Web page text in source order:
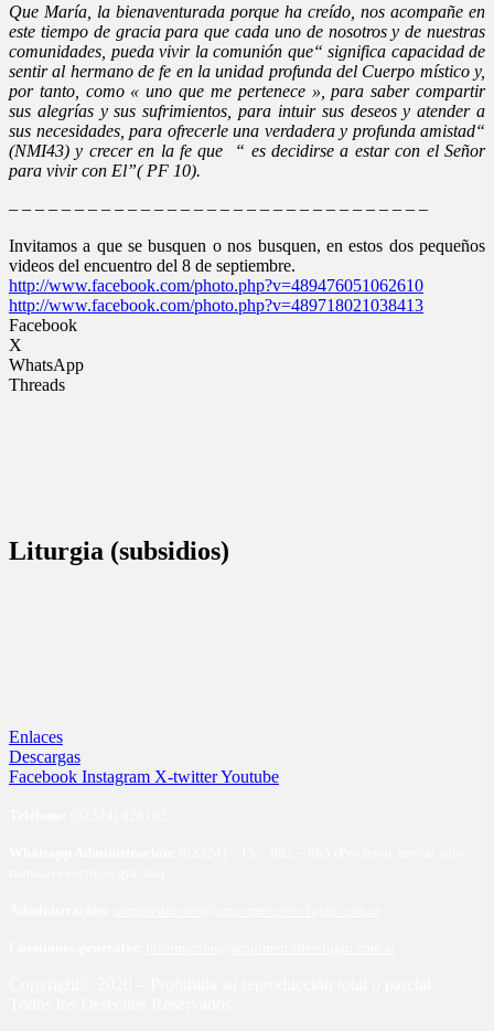
Que María, la bienaventurada porque ha creído, nos acompañe en
este tiempo de gracia para que cada uno de nosotros y de nuestras
comunidades, pueda vivir la comunión que“ significa capacidad de
sentir al hermano de fe en la unidad profunda del Cuerpo místico y,
por tanto, como « uno que me pertenece », para saber compartir
sus alegrías y sus sufrimientos, para intuir sus deseos y atender a
sus necesidades, para ofrecerle una verdadera y profunda amistad“
(NMI43) y crecer en la fe que “ es decidirse a estar con el Señor
para vivir con El”( PF 10).
– – – – – – – – – – – – – – – – – – – – – – – – – – – – – – – –
Invitamos a que se busquen o nos busquen, en estos dos pequeños
videos del encuentro del 8 de septiembre.
http://www.facebook.com/photo.php?v=489476051062610
http://www.facebook.com/photo.php?v=489718021038413
Facebook
X
WhatsApp
Threads
Liturgia (subsidios)
Enlaces
Descargas
Facebook Instagram X-twitterYoutube